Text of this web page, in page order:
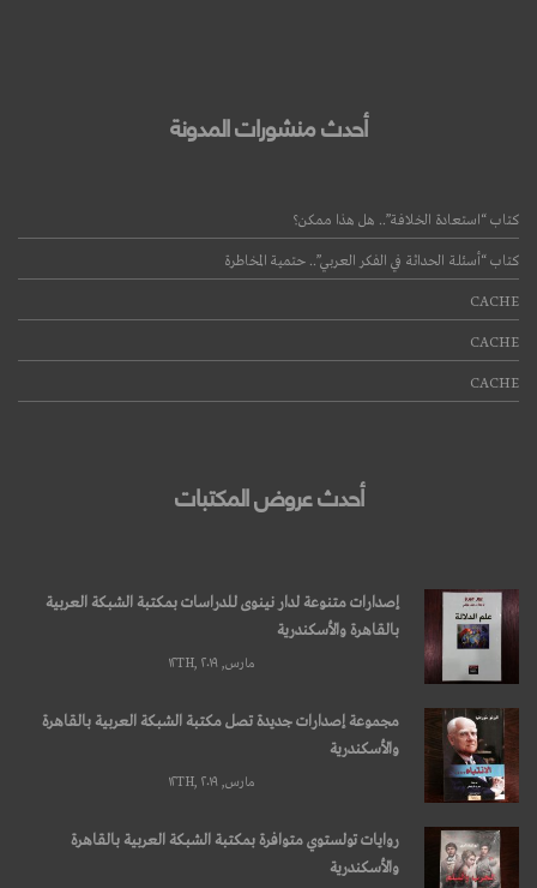
أحدث منشورات المدونة
كتاب “استعادة الخلافة”.. هل هذا ممكن؟
كتاب “أسئلة الحداثة في الفكر العربي”.. حتمية المخاطرة
CACHE
CACHE
CACHE
أحدث عروض المكتبات
إصدارات متنوعة لدار نينوى للدراسات بمكتبة الشبكة العربية
بالقاهرة والأسكندرية
مارس, ۱۲TH, ۲۰۱۹
مجموعة إصدارات جديدة تصل مكتبة الشبكة العربية بالقاهرة
والأسكندرية
مارس, ۱۲TH, ۲۰۱۹
روايات تولستوي متوافرة بمكتبة الشبكة العربية بالقاهرة
والأسكندرية